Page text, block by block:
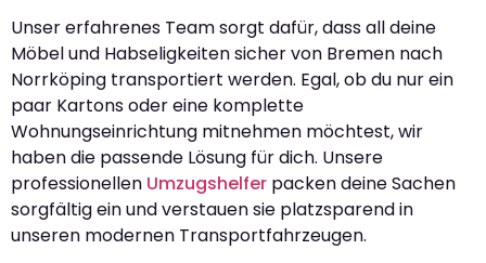
Unser erfahrenes Team sorgt dafür, dass all deine
Möbel und Habseligkeiten sicher von Bremen nach
Norrköping transportiert werden. Egal, ob du nur ein
paar Kartons oder eine komplette
Wohnungseinrichtung mitnehmen möchtest, wir
haben die passende Lösung für dich. Unsere
professionellen Umzugshelfer packen deine Sachen
sorgfältig ein und verstauen sie platzsparend in
unseren modernen Transportfahrzeugen.